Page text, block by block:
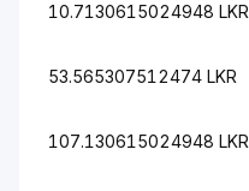
10.7130615024948 LKR
53.565307512474 LKR
107.130615024948 LKR